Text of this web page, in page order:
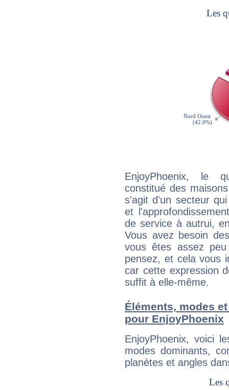
EnjoyPhoenix, le
constitué des
s'agit d'un secteur
et
de service à autrui,
Vous avez besoin
vous êtes assez
pensez, et cela vous
car cette expression
suffit à elle-même.
Éléments, modes
pour EnjoyPhoenix
EnjoyPhoenix, voici
modes dominants,
planètes et angles